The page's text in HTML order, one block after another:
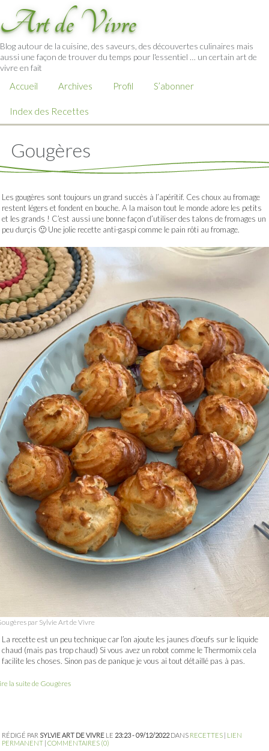
Art de Vivre
Blog autour de la cuisine, des saveurs, des découvertes culinaires mais
aussi une façon de trouver du temps pour l'essentiel … un certain art de
vivre en fait
Accueil Archives Profil S’abonner
Index des Recettes
Gougères
Les gougères sont toujours un grand succès à l’apéritif. Ces choux au fromage
restent légers et fondent en bouche. A la maison tout le monde adore les petits
et les grands ! C’est aussi une bonne façon d’utiliser des talons de fromages un
peu durçis 🙂 Une jolie recette anti-gaspi comme le pain rôti au fromage.
par Sylvie Art de Vivre
La recette est un peu technique car l’on ajoute les jaunes d’oeufs sur le liquide
chaud (mais pas trop chaud) Si vous avez un robot comme le Thermomix cela
facilite les choses. Sinon pas de panique je vous ai tout détaillé pas à pas.
la suite de Gougères
RÉDIGÉ PAR SYLVIE ART DE VIVRE LE 23:23 - 09/12/2022DANS RECETTES | LIEN
PERMANENT | COMMENTAIRES (0)